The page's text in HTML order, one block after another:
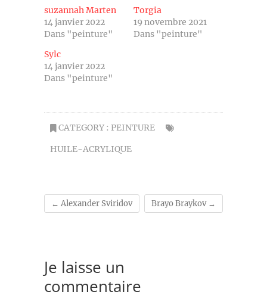
suzannah Marten
14 janvier 2022
Dans "peinture"
Torgia
19 novembre 2021
Dans "peinture"
Sylc
14 janvier 2022
Dans "peinture"
CATEGORY : PEINTURE
HUILE-ACRYLIQUE
← Alexander Sviridov Brayo Braykov →
Je laisse un
commentaire